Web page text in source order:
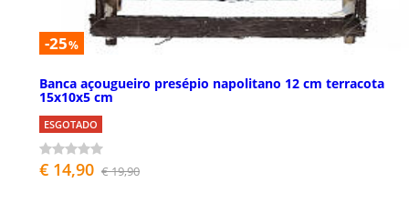
-25%
Banca açougueiro presépio napolitano 12 cm terracota
15x10x5 cm
ESGOTADO
€ 14,90 € 19,90